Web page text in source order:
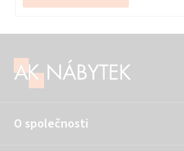
O společnosti